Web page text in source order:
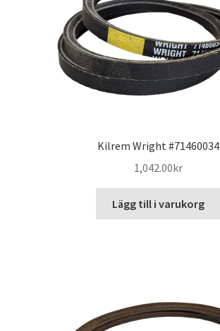
Kilrem Wright #71460034
1,042.00kr
Lägg till i varukorg